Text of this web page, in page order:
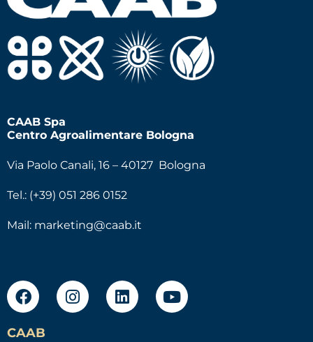
CAAB Spa
Centro Agroalimentare Bologna
Via Paolo Canali, 16 – 40127 Bologna
Tel.: (+39) 051 286 0152
Mail: marketing@caab.it
CAAB